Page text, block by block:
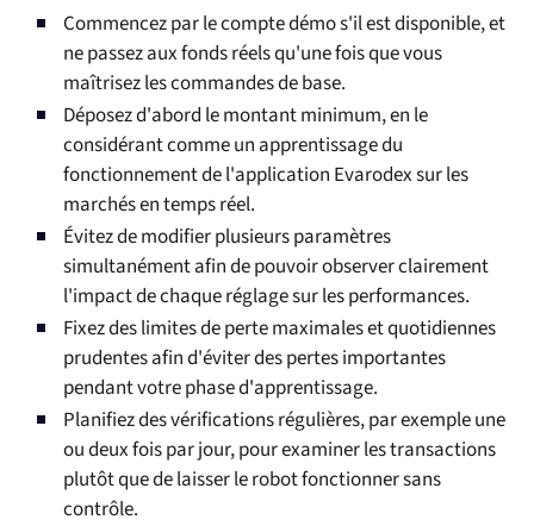
Commencez par le compte démo s'il est disponible, et
ne passez aux fonds réels qu'une fois que vous
maîtrisez les commandes de base.
Déposez d'abord le montant minimum, en le
considérant comme un apprentissage du
fonctionnement de l'application Evarodex sur les
marchés en temps réel.
Évitez de modifier plusieurs paramètres
simultanément afin de pouvoir observer clairement
l'impact de chaque réglage sur les performances.
Fixez des limites de perte maximales et quotidiennes
prudentes afin d'éviter des pertes importantes
pendant votre phase d'apprentissage.
Planifiez des vérifications régulières, par exemple une
ou deux fois par jour, pour examiner les transactions
plutôt que de laisser le robot fonctionner sans
contrôle.